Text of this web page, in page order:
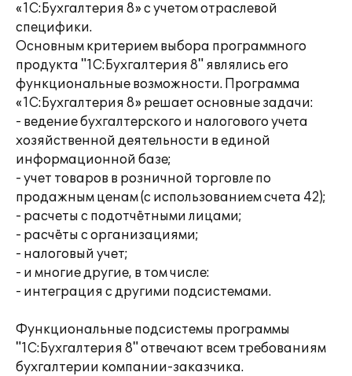
«1С:Бухгалтерия 8» с учетом отраслевой
специфики.
Основным критерием выбора программного
продукта "1С:Бухгалтерия 8" являлись его
функциональные возможности. Программа
«1С:Бухгалтерия 8» решает основные задачи:
- ведение бухгалтерского и налогового учета
хозяйственной деятельности в единой
информационной базе;
- учет товаров в розничной торговле по
продажным ценам (с использованием счета 42);
- расчеты с подотчётными лицами;
- расчёты с организациями;
- налоговый учет;
- и многие другие, в том числе:
- интеграция с другими подсистемами.
Функциональные подсистемы программы
"1С:Бухгалтерия 8" отвечают всем требованиям
бухгалтерии компании-заказчика.